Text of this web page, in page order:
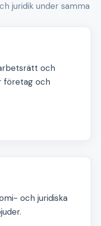
juridik under samma
och
företag och
och juridiska